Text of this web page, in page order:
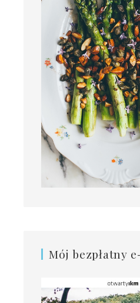
Mój bezpłatny